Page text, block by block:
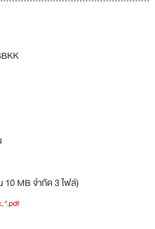
10 MB จำกัด 3 ไฟล์)
*.pdf